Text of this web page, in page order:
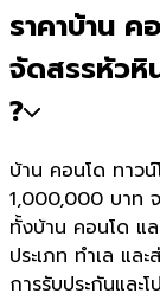
ราคาบ้าน ค
จัดสรรหัวหิ
?
บ้าน คอนโด ทาวน์
1,000,000 บาท จ
ทั้งบ้าน คอนโด แ
ประเภท ทำเล แล
การรับประกันและ